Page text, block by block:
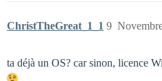
ChristTheGreat_1_1 9
ta déjà un OS? car sinon, licence